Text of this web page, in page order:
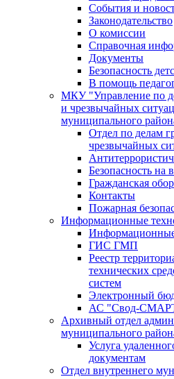
События и
Законодательство
О комиссии
Справочная
Документы
Безопасность
В помощь
МКУ "Управление по
и чрезвычайных
муниципального
Отдел по делам
чрезвычайных
Безопасность на
Гражданская
Контакты
Пожарная
Информационные
ГИС ГМП
Реестр
технических
систем
Электронный
АС "Свод-
Архивный отдел
муниципального
Услуга
документам
Отдел внутреннего